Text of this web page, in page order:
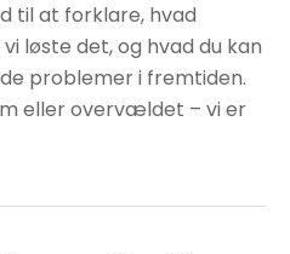
til at forklare, hvad
løste det, og hvad du kan
problemer i fremtiden.
eller overvældet – vi er